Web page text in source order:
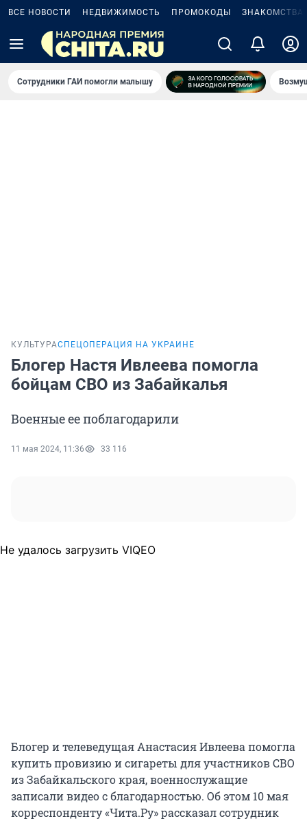
ВСЕ НОВОСТИ НЕДВИЖИМОСТЬ ПРОМОКОДЫ ЗНАКОМСТВА
Сотрудники ГАИ помогли малышу
КУЛЬТУРАСПЕЦОПЕРАЦИЯ НА УКРАИНЕ
Блогер Настя Ивлеева помогла
бойцам СВО из Забайкалья
Военные ее поблагодарили
11 мая 2024, 11:36 33 116
Не удалось загрузить VIQEO
Блогер и телеведущая Анастасия Ивлеева помогла
купить провизию и сигареты для участников СВО
из Забайкальского края, военнослужащие
записали видео с благодарностью. Об этом 10 мая
корреспонденту «Чита.Ру» рассказал сотрудник